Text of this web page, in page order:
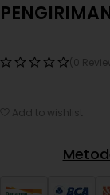
(0
Add to wishlist